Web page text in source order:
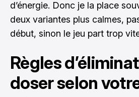
d’énergie. Donc je la place
deux variantes plus calmes,
début, sinon le jeu part trop
Règles
doser selon